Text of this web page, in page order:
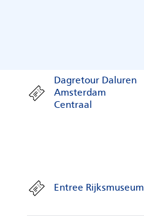
Dagretour Daluren
Amsterdam
Centraal
Entree Rijksmuseum